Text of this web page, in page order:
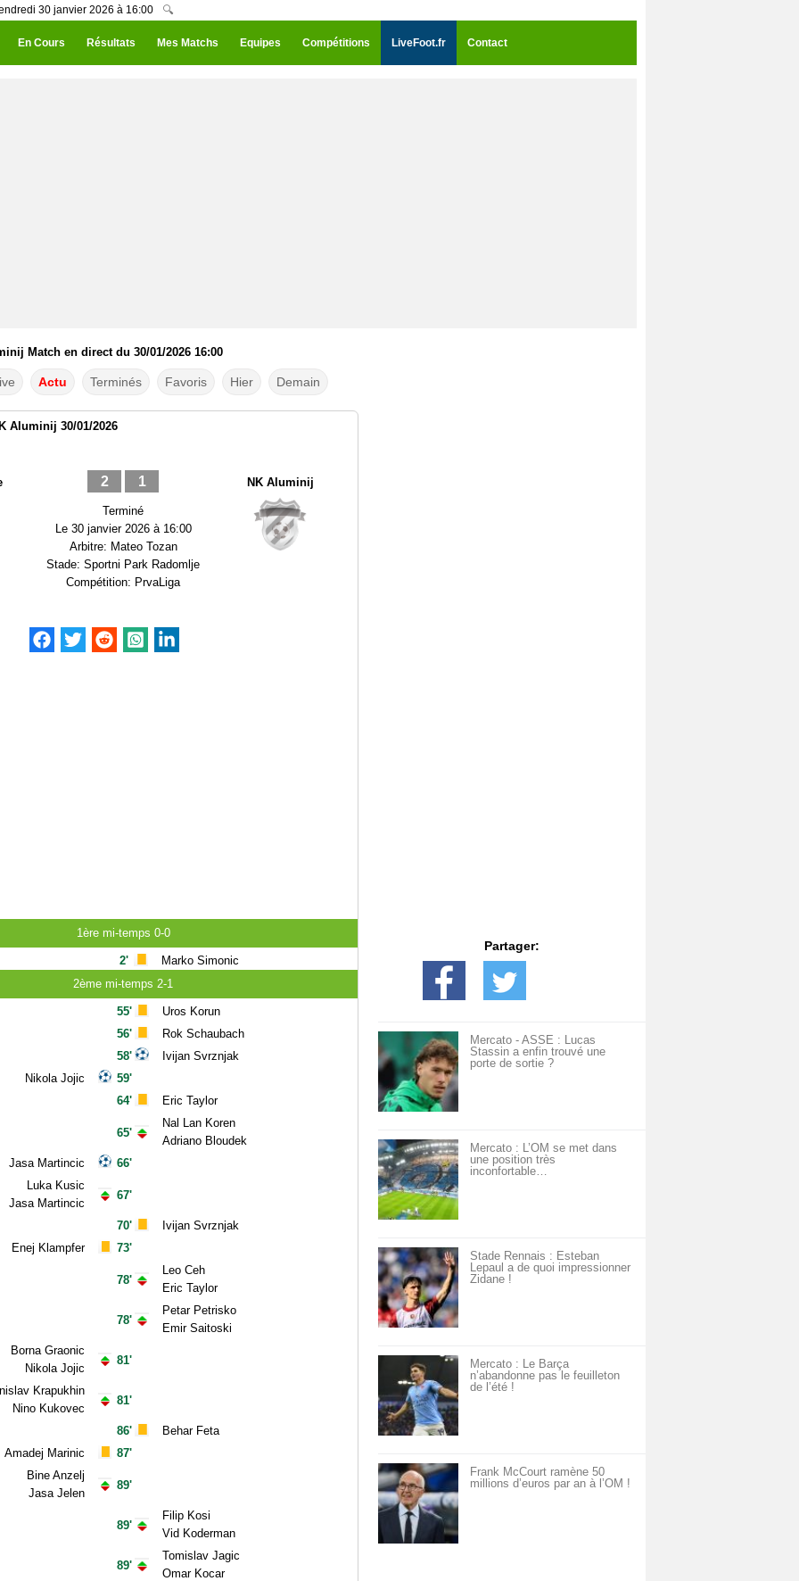
30 janvier 2026 à 16:00 🔍
En Cours Résultats Mes Matchs Equipes Compétitions LiveFoot.fr Contact
Match en direct du 30/01/2026 16:00
Actu Terminés Favoris Hier Demain
Aluminij 30/01/2026
2 1
Terminé
Le 30 janvier 2026 à 16:00
Arbitre: Mateo Tozan
Stade: Sportni Park Radomlje
Compétition: PrvaLiga
NK Aluminij
1ère mi-temps 0-0
2'
Marko Simonic
2ème mi-temps 2-1
Nikola Jojic
Jasa Martincic
Luka Kusic
Jasa Martincic
Enej Klampfer
Borna Graonic
Nikola Jojic
Krapukhin
Nino Kukovec
Amadej Marinic
Bine Anzelj
Jasa Jelen
55'
56'
58'
59'
64'
65'
66'
67'
70'
73'
78'
78'
81'
81'
86'
87'
89'
89'
89'
Uros Korun
Rok Schaubach
Ivijan Svrznjak
Eric Taylor
Nal Lan Koren
Adriano Bloudek
Ivijan Svrznjak
Leo Ceh
Eric Taylor
Petar Petrisko
Emir Saitoski
Behar Feta
Filip Kosi
Vid Koderman
Tomislav Jagic
Omar Kocar
Partager:
Mercato - ASSE : Lucas
Stassin a enfin trouvé une
porte de sortie ?
Mercato : L’OM se met dans
une position très
inconfortable…
Stade Rennais : Esteban
Lepaul a de quoi impressionner
Zidane !
Mercato : Le Barça
n’abandonne pas le feuilleton
de l’été !
Frank McCourt ramène 50
millions d’euros par an à l’OM !